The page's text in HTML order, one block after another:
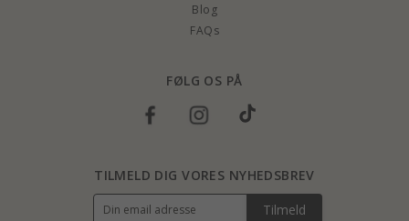
Blog
FAQs
FØLG OS PÅ
TILMELD DIG VORES NYHEDSBREV
Tilmeld